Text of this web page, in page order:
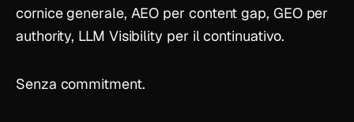
cornice generale, AEO per content gap, GEOper
authority, LLM Visibility per il continuativo.
Senza commitment.